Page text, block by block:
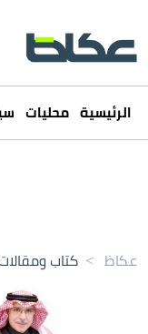
الرئيسية محليات
عكاظ > كتاب ومقالات